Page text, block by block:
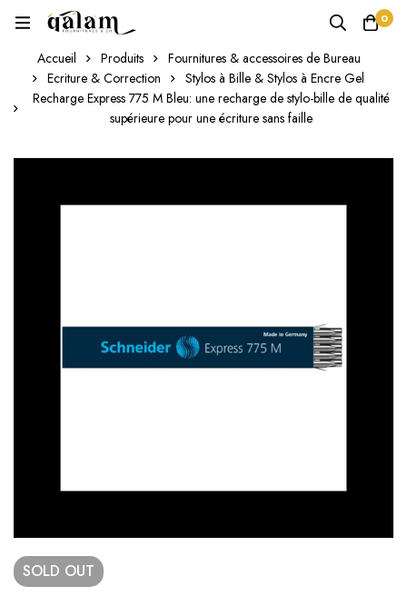
0
Accueil Produits
Fournitures & accessoires de Bureau
Ecriture & Correction
Stylos à Bille & Stylos à Encre Gel
Recharge Express 775 M Bleu: une recharge de stylo-bille de qualité
supérieure pour une écriture sans faille
SOLD OUT